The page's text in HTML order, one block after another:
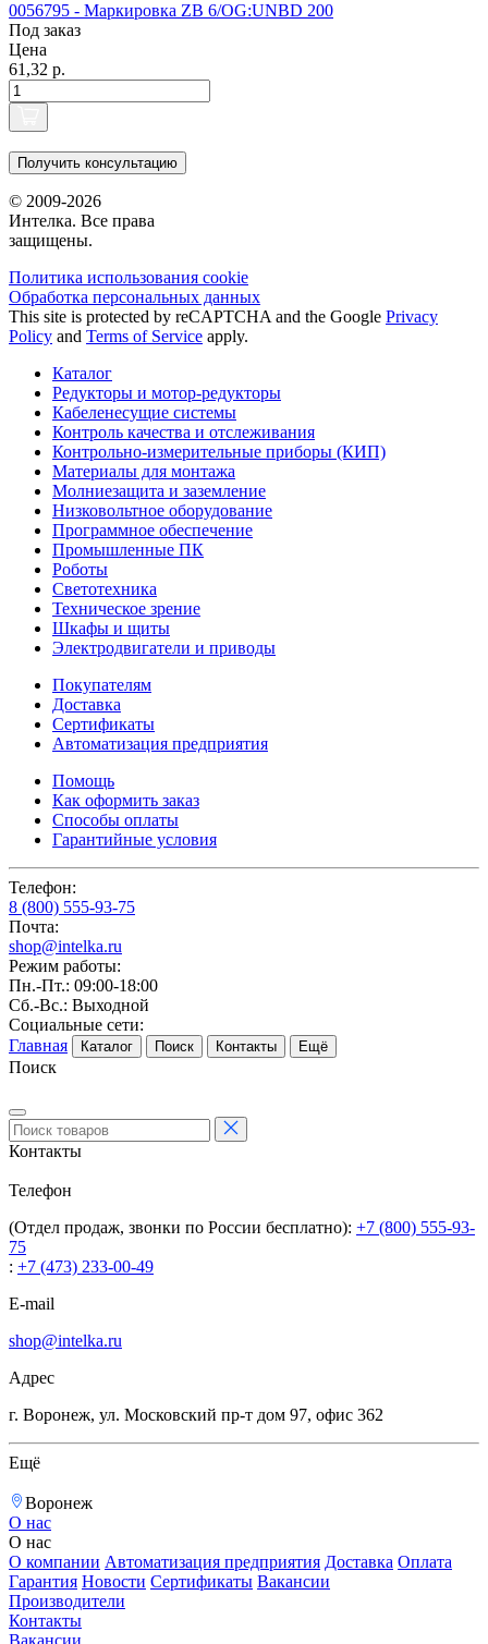
0056795 - Маркировка ZB 6/OG:UNBD 200
Под заказ
Цена
61,32 р.
Получить консультацию
© 2009-2026
Интелка. Все права
защищены.
Политика использования сookie
Обработка персональных данных
This site is protected by reCAPTCHA and the Google Privacy
Policy and Terms of Service apply.
Каталог
Редукторы и мотор-редукторы
Кабеленесущие системы
Контроль качества и отслеживания
Контрольно-измерительные приборы (КИП)
Материалы для монтажа
Молниезащита и заземление
Низковольтное оборудование
Программное обеспечение
Промышленные ПК
Роботы
Светотехника
Техническое зрение
Шкафы и щиты
Электродвигатели и приводы
Покупателям
Доставка
Сертификаты
Автоматизация предприятия
Помощь
Как оформить заказ
Способы оплаты
Гарантийные условия
Телефон:
8 (800) 555-93-75
Почта:
shop@intelka.ru
Режим работы:
Пн.-Пт.: 09:00-18:00
Сб.-Вс.: Выходной
Социальные сети:
Главная
Каталог Поиск Контакты Ещё
Поиск
Контакты
Телефон
(Отдел продаж, звонки по России бесплатно): +7 (800) 555-93-
75
: +7 (473) 233-00-49
E-mail
shop@intelka.ru
Адрес
г. Воронеж, ул. Московский пр-т дом 97, офис 362
Ещё
Воронеж
О нас
О нас
О компании Автоматизация предприятия Доставка Оплата
Гарантия Новости Сертификаты Вакансии
Производители
Контакты